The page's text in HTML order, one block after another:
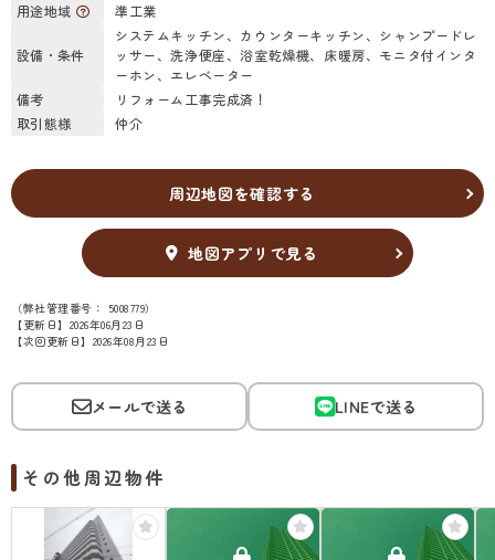
用途地域
準工業
設備・条件
システムキッチン、カウンターキッチン、シャンプードレ
ッサー、洗浄便座、浴室乾燥機、床暖房、モニタ付インタ
ーホン、エレベーター
備考
リフォーム工事完成済！
取引態様
仲介
周辺地図を確認する
地図アプリで見る
（弊社管理番号： 5008779）
【更新日】2026年06月23日
【次回更新日】2026年08月23日
メールで送る LINEで送る
その他周辺物件